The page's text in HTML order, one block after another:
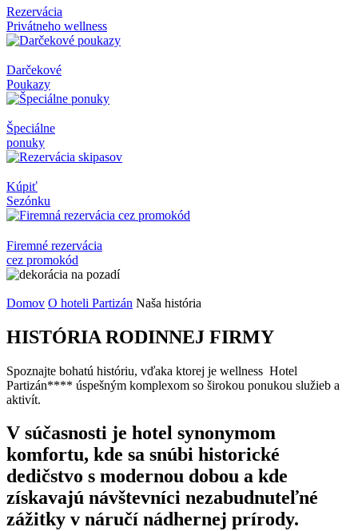
Rezervácia
Privátneho wellness
Darčekové
Poukazy
Špeciálne
ponuky
Kúpiť
Sezónku
Firemné rezervácia
cez promokód
Domov O hoteli Partizán Naša história
HISTÓRIA RODINNEJ FIRMY
Spoznajte bohatú históriu, vďaka ktorej je wellness Hotel
Partizán**** úspešným komplexom so širokou ponukou služieb a
aktivít.
V súčasnosti je hotel synonymom
komfortu, kde sa snúbi historické
dedičstvo s modernou dobou a kde
získavajú návštevníci nezabudnuteľné
zážitky v náručí nádhernej prírody.